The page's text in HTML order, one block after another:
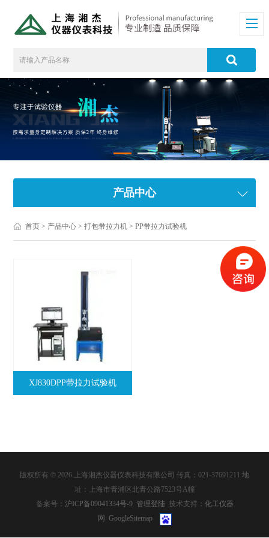
产品中心
首页 > 产品中心 >打包带拉力机 >PP带拉力试验机
XJ830DPP带拉力试验机
版权所有 © 2026 上海湘杰仪器仪表科技有限公司 传真：021-37691211 地
址：上海市青浦区北青公路7523号A幢
备案号： 沪ICP备09041334号-9 管理登陆 技术支持： 化工仪器
网 GoogleSitemap